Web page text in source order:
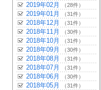
2019年02月 （28件）
2019年01月 （31件）
2018年12月 （31件）
2018年11月 （30件）
2018年10月 （31件）
2018年09月 （30件）
2018年08月 （31件）
2018年07月 （31件）
2018年06月 （30件）
2018年05月 （31件）